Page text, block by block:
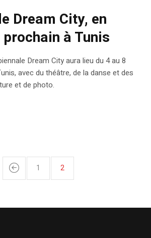
Dream City, en
à Tunis
Dream City aura lieu du 4 au 8
avec du théâtre, de la danse et des
et de photo.
1 2